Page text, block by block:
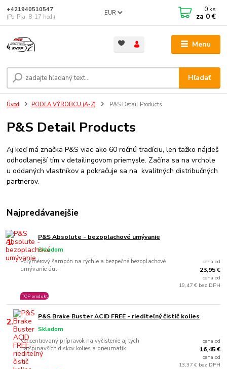
Menu
EUR
Hľadať
+421940510547
(Po-Pia, 8-17 hod.)
0 ks
za 0 €
Úvod PODĽA VÝROBCU (A-Z) P&S Detail Products
P&S Detail Products
Aj keď má značka P&S viac ako 60 ročnú tradíciu, len ťažko nájdeš
odhodlanejší tím v detailingovom priemysle. Začína sa na vrchole
u oddaných vlastníkov a pokračuje sa na kvalitných distribučných
partnerov.
Najpredávanejšie
1. P&S Absolute - bezoplachové umývanie
Polymérový šampón na rýchle a bezpečné bezoplachové
umývanie áut.
Skladom
TOP produkt
cena od
23,95 €
cena od
19,47 € bez DPH
2. P&S Brake Buster ACID FREE - riediteľný čistič kolies
Koncentrovaný prípravok na vyčistenie aj tých
najšpinavších diskov kolies a pneumatík
Skladom
cena od
16,45 €
cena od
13,37 € bez DPH